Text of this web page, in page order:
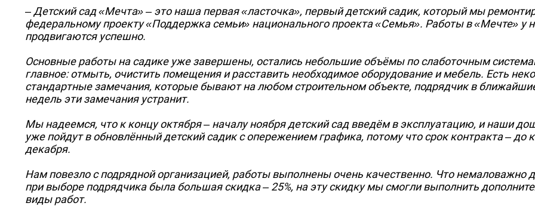
–Детский сад «Мечта» – это наша первая «ласточка», первый детский садик, который мы
федеральному проекту «Поддержка семьи» национального проекта «Семья». Работы в «Мечте» у
продвигаются успешно.
Основные работы на садике уже завершены, остались небольшие объёмы по слаботочным
главное: отмыть, очистить помещения и расставить необходимое оборудование и мебель. Есть
стандартные замечания, которые бывают на любом строительном объекте, подрядчик в
недель эти замечания устранит.
Мы надеемся, что к концу октября – началу ноября детский сад введём в эксплуатацию, и наши
уже пойдут в обновлённый детский садик с опережением графика, потому что срок контракта – до
декабря.
Нам повезло с подрядной организацией, работы выполнены очень качественно. Что немаловажно
при выборе подрядчика была большая скидка – 25%, на эту скидку мы смогли выполнить
виды работ.